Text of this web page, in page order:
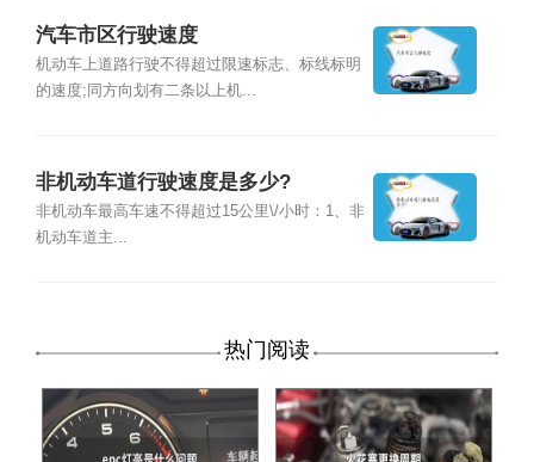
汽车市区行驶速度
机动车上道路行驶不得超过限速标志、标线标明
的速度;同方向划有二条以上机...
非机动车道行驶速度是多少?
非机动车最高车速不得超过15公里\/小时：1、非
机动车道主...
热门阅读